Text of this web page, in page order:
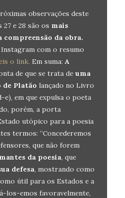
observações deste
e 28 são os mais
da obra.
com o resumo
o link. Em suma: A
de que se trata de uma
de Platão lançado no Livro
e), em que expulsa o poeta
porém, a porta
utópico para a poesia
termos: “Concederemos
que não forem
da poesia, que
defesa, mostrando como
útil para os Estados e a
los-emos favoravelmente,